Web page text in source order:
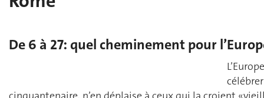
De 6 à 27: quel cheminement pour